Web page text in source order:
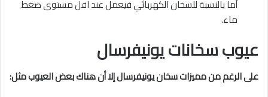
أما بالنسبة للسخان الكهربائي فيعمل عند اقل مستوى ضغط
ماء.
عيوب سخانات يونيفرسال
على الرغم من مميزات سخان يونيفرسال إلا أن هناك بعض العيوب مثل: